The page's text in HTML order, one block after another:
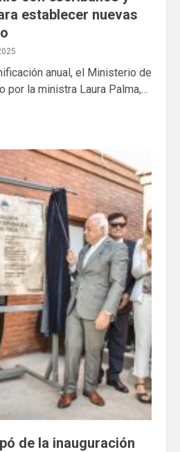
establecer nuevas
anual, el Ministerio de
por la ministra Laura Palma,...
de la inauguración